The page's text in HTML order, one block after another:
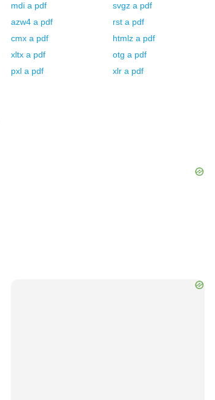
mdi a pdf svgz a pdf
azw4 a pdf rst a pdf
cmx a pdf htmlz a pdf
xltx a pdf otg a pdf
pxl a pdf xlr a pdf